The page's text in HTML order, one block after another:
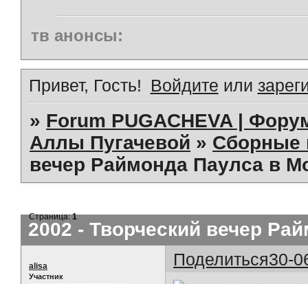
тв анонсы:
Привет, Гость! Войдите или
» Forum PUGACHEVA |
Аллы Пугачевой » Сборные
вечер Раймонда Паулса в
2002 - Творческий вечер
Страница:1
Поделиться30-
alisa
Участник